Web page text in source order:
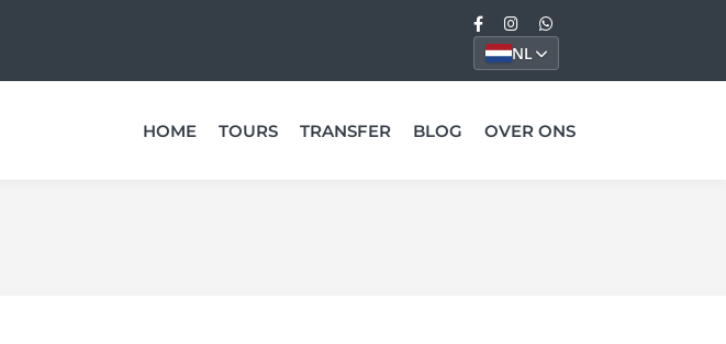
NL
HOME TOURS TRANSFER BLOG OVER ONS